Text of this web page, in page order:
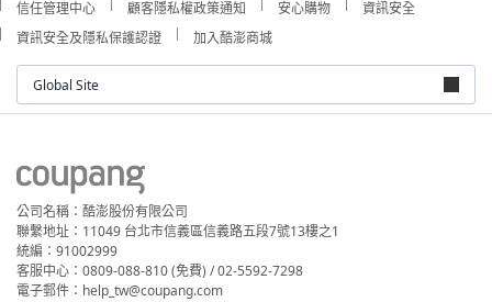
信任管理中心
顧客隱私權政策通知 安心購物
資訊安全
資訊安全及隱私保護認證
加入酷澎商城
Global Site
公司名稱：酷澎股份有限公司
聯繫地址：11049 台北市信義區信義路五段7號13樓之1
統編：91002999
客服中心：0809-088-810 (免費) / 02-5592-7298
電子郵件：help_tw@coupang.com